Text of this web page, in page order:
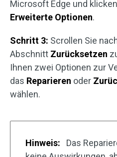
Microsoft Edge und
Erweiterte Optionen.
Schritt 3: Scrollen Sie
Abschnitt Zurücksetzen
Ihnen zwei Optionen zur
das Reparieren oder
wählen.
Hinweis:
Das